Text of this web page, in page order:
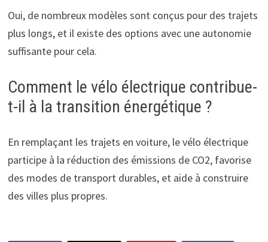
Oui, de nombreux modèles sont conçus pour des trajets
plus longs, et il existe des options avec une autonomie
suffisante pour cela.
Comment le vélo électrique contribue-
t-il à la transition énergétique ?
En remplaçant les trajets en voiture, le vélo électrique
participe à la réduction des émissions de CO2, favorise
des modes de transport durables, et aide à construire
des villes plus propres.